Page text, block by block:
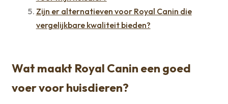
Zijn er alternatieven voor Royal Canin die
vergelijkbare kwaliteit bieden?
Wat maakt Royal Canin een goed
voer voor huisdieren?